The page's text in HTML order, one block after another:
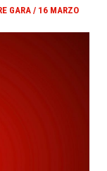
GARA / 16 MARZO